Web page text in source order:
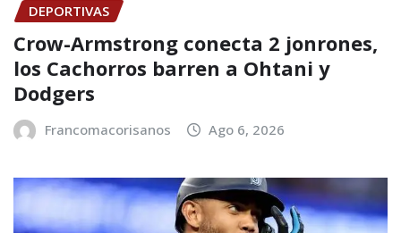
DEPORTIVAS
Crow-Armstrong conecta 2 jonrones,
los Cachorros barren a Ohtani y
Dodgers
Francomacorisanos Ago 6, 2026